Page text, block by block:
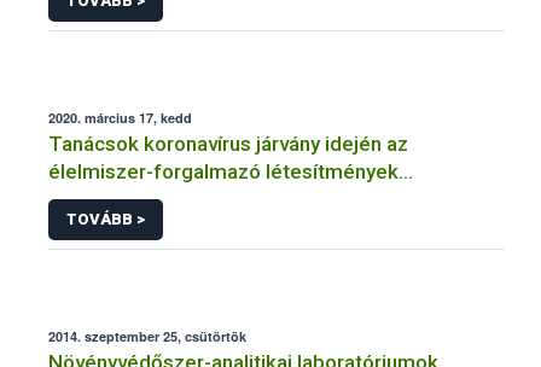
2020. március 17, kedd
Tanácsok koronavírus járvány idején az
élelmiszer-forgalmazó létesítmények
üzemeltetőinek
TOVÁBB >
2014. szeptember 25, csütörtök